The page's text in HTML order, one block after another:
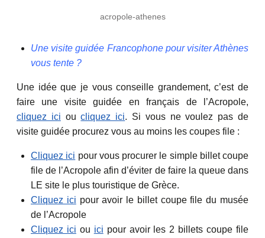
acropole-athenes
Une visite guidée Francophone pour visiter Athènes
vous tente ?
Une idée que je vous conseille grandement, c’est de
faire une visite guidée en français de l’Acropole,
cliquez ici oucliquez ici. Si vous ne voulez pas de
visite guidée procurez vous au moins les coupes file :
Cliquez ici pour vous procurer le simple billet coupe
file de l’Acropole afin d’éviter de faire la queue dans
LE site le plus touristique de Grèce.
Cliquez ici pour avoir le billet coupe file du musée
de l’Acropole
Cliquez ici ou ici pour avoir les 2 billets coupe file